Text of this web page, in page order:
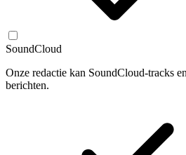
SoundCloud
Onze redactie kan SoundCloud-tracks
berichten.